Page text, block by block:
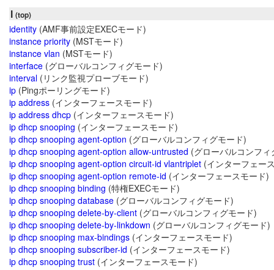
I (top)
identity (AMF事前設定EXECモード)
instance priority (MSTモード)
instance vlan (MSTモード)
interface (グローバルコンフィグモード)
interval (リンク監視プローブモード)
ip (Pingポーリングモード)
ip address (インターフェースモード)
ip address dhcp (インターフェースモード)
ip dhcp snooping (インターフェースモード)
ip dhcp snooping agent-option (グローバルコンフィグモード)
ip dhcp snooping agent-option allow-untrusted (グローバルコンフィ
ip dhcp snooping agent-option circuit-id vlantriplet (インターフェー
ip dhcp snooping agent-option remote-id (インターフェースモード)
ip dhcp snooping binding (特権EXECモード)
ip dhcp snooping database (グローバルコンフィグモード)
ip dhcp snooping delete-by-client (グローバルコンフィグモード)
ip dhcp snooping delete-by-linkdown (グローバルコンフィグモード)
ip dhcp snooping max-bindings (インターフェースモード)
ip dhcp snooping subscriber-id (インターフェースモード)
ip dhcp snooping trust (インターフェースモード)